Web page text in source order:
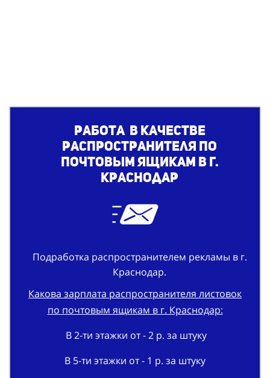
Работа в качестве
распространителя по
почтовым ящикам в г.
Краснодар
Подработка распространителем рекламы в г.
Краснодар.
Какова зарплата распространителя листовок
по почтовым ящикам в г. Краснодар:
В 2-ти этажки от - 2 р. за штуку
В 5-ти этажки от - 1 р. за штуку